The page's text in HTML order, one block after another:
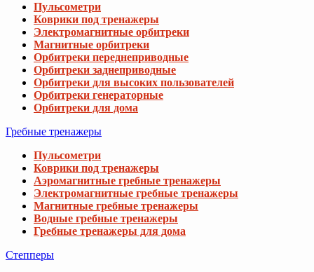
Пульсометри
Коврики под тренажеры
Электромагнитные орбитреки
Магнитные орбитреки
Орбитреки переднеприводные
Орбитреки заднеприводные
Орбитреки для высоких пользователей
Орбитреки генераторные
Орбитреки для дома
Гребные тренажеры
Пульсометри
Коврики под тренажеры
Аэромагнитные гребные тренажеры
Электромагнитные гребные тренажеры
Магнитные гребные тренажеры
Водные гребные тренажеры
Гребные тренажеры для дома
Степперы